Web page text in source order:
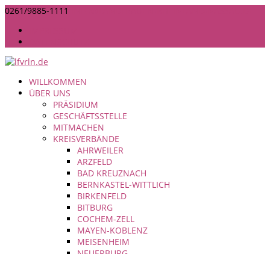
0261/9885-1111
WILLKOMMEN
ÜBER UNS
PRÄSIDIUM
GESCHÄFTSSTELLE
MITMACHEN
KREISVERBÄNDE
AHRWEILER
ARZFELD
BAD KREUZNACH
BERNKASTEL-WITTLICH
BIRKENFELD
BITBURG
COCHEM-ZELL
MAYEN-KOBLENZ
MEISENHEIM